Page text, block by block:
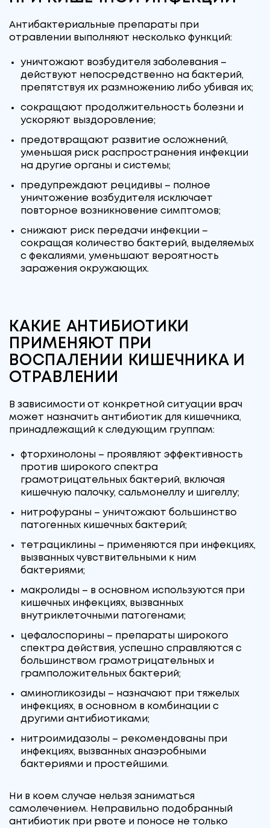
Антибактериальные препараты при
отравлении выполняют несколько функций:
уничтожают возбудителя заболевания –
действуют непосредственно на бактерий,
препятствуя их размножению либо убивая их;
сокращают продолжительность болезни и
ускоряют выздоровление;
предотвращают развитие осложнений,
уменьшая риск распространения инфекции
на другие органы и системы;
предупреждают рецидивы – полное
уничтожение возбудителя исключает
повторное возникновение симптомов;
снижают риск передачи инфекции –
сокращая количество бактерий, выделяемых
с фекалиями, уменьшают вероятность
заражения окружающих.
КАКИЕ АНТИБИОТИКИ
ПРИМЕНЯЮТ ПРИ
ВОСПАЛЕНИИ КИШЕЧНИКА И
ОТРАВЛЕНИИ
В зависимости от конкретной ситуации врач
может назначить антибиотик для кишечника,
принадлежащий к следующим группам:
фторхинолоны – проявляют эффективность
против широкого спектра
грамотрицательных бактерий, включая
кишечную палочку, сальмонеллу и шигеллу;
нитрофураны – уничтожают большинство
патогенных кишечных бактерий;
тетрациклины – применяются при инфекциях,
вызванных чувствительными к ним
бактериями;
макролиды – в основном используются при
кишечных инфекциях, вызванных
внутриклеточными патогенами;
цефалоспорины – препараты широкого
спектра действия, успешно справляются с
большинством грамотрицательных и
грамположительных бактерий;
аминогликозиды – назначают при тяжелых
инфекциях, в основном в комбинации с
другими антибиотиками;
нитроимидазолы – рекомендованы при
инфекциях, вызванных анаэробными
бактериями и простейшими.
Ни в коем случае нельзя заниматься
самолечением. Неправильно подобранный
антибиотик при рвоте и поносе не только